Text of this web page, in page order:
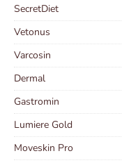
SecretDiet
Vetonus
Varcosin
Dermal
Gastromin
Lumiere Gold
Moveskin Pro